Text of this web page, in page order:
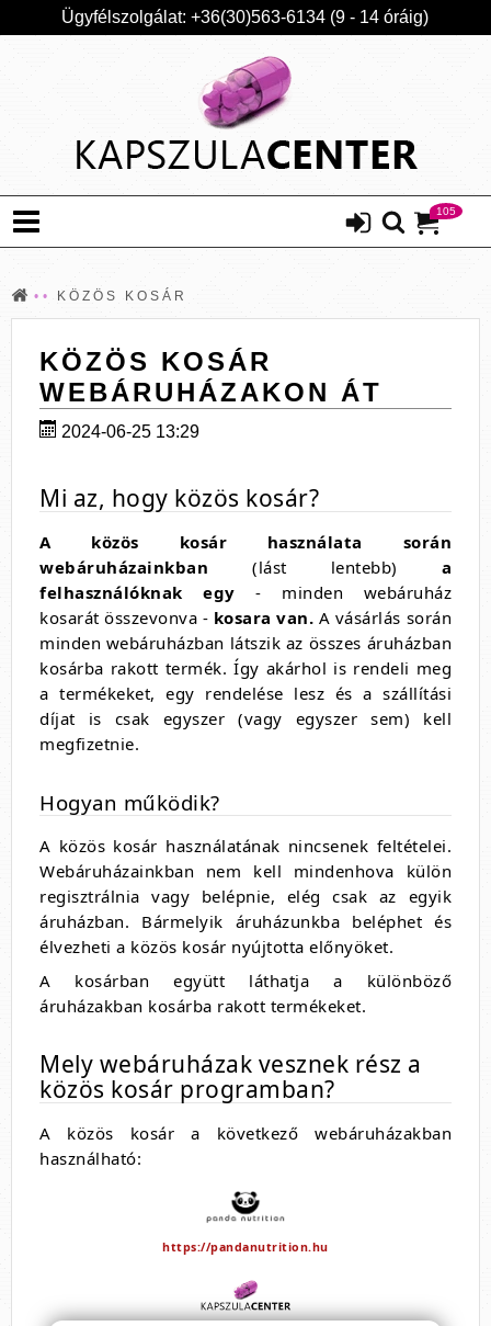
Ügyfélszolgálat: +36(30)563-6134 (9 - 14 óráig)
105
KÖZÖS KOSÁR
KÖZÖS KOSÁR
WEBÁRUHÁZAKON ÁT
2024-06-25 13:29
Mi az, hogy közös kosár?
A közös kosár használata során
webáruházainkban (lást lentebb) a
felhasználóknak egy - minden webáruház
kosarát összevonva - kosara van. A vásárlás során
minden webáruházban látszik az összes áruházban
kosárba rakott termék. Így akárhol is rendeli meg
a termékeket, egy rendelése lesz és a szállítási
díjat is csak egyszer (vagy egyszer sem) kell
megfizetnie.
Hogyan működik?
A közös kosár használatának nincsenek feltételei.
Webáruházainkban nem kell mindenhova külön
regisztrálnia vagy belépnie, elég csak az egyik
áruházban. Bármelyik áruházunkba beléphet és
élvezheti a közös kosár nyújtotta előnyöket.
A kosárban együtt láthatja a különböző
áruházakban kosárba rakott termékeket.
Mely webáruházak vesznek rész a
közös kosár programban?
A közös kosár a következő webáruházakban
használható:
https://pandanutrition.hu